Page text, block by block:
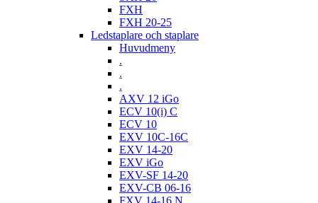
FXH
FXH 20-25
Ledstaplare och staplare
Huvudmeny
.
.
.
AXV 12 iGo
ECV 10(i) C
ECV 10
EXV 10C-16C
EXV 14-20
EXV iGo
EXV-SF 14-20
EXV-CB 06-16
FXV 14-16 N